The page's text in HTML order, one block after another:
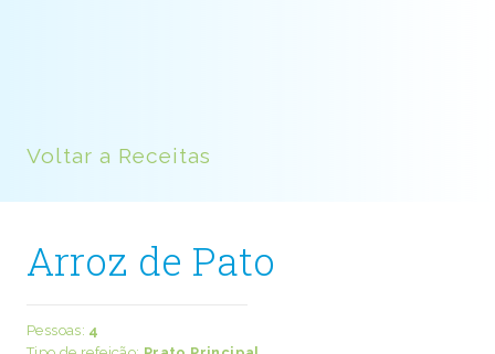
Voltar a Receitas
Arroz de Pato
Pessoas: 4